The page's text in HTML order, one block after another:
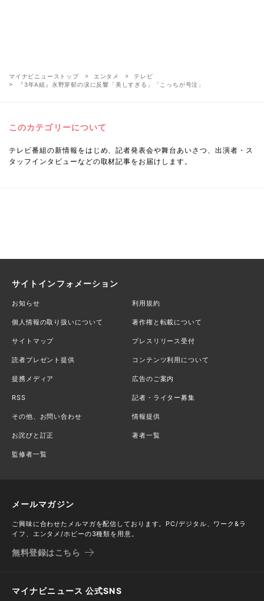
マイナビニューストップ エンタメ
テレビ
『3年A組』永野芽郁の涙に反響「美しすぎる」「こっちが号泣」
このカテゴリーについて
テレビ番組の新情報をはじめ、記者発表会や舞台あいさつ、出演者・ス
タッフインタビューなどの取材記事をお届けします。
サイトインフォメーション
お知らせ 利用規約
個人情報の取り扱いについて 著作権と転載について
サイトマップ プレスリリース受付
読者プレゼント提供 コンテンツ利用について
提携メディア 広告のご案内
RSS 記者・ライター募集
その他、お問い合わせ 情報提供
お詫びと訂正 著者一覧
監修者一覧
メールマガジン
ご興味に合わせたメルマガを配信しております。PC/デジタル、ワーク&ラ
イフ、エンタメ/ホビーの3種類を用意。
無料登録はこちら
マイナビニュース 公式SNS